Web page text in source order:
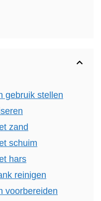
gebruik stellen
zand
schuim
hars
reinigen
voorbereiden